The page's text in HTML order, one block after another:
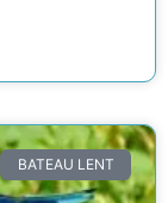
BATEAU LENT